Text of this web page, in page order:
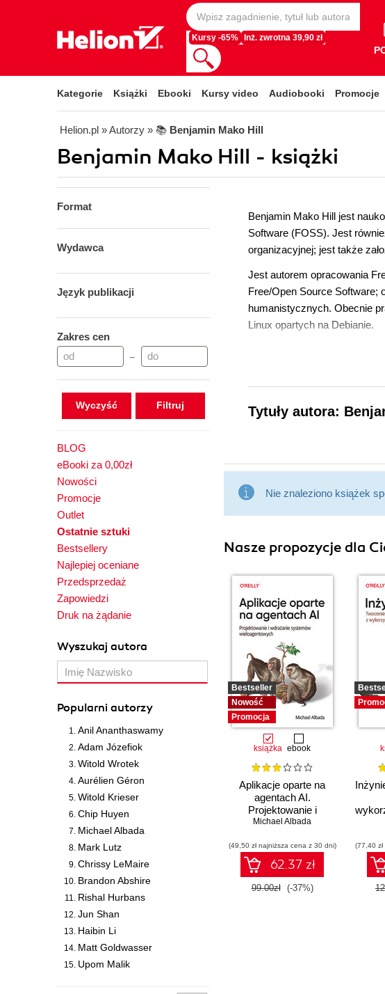
Kursy -65% Inż. zwrotna 39,90 zł
Kategorie Książki Ebooki Kursy video Audiobooki Promocje
Helion.pl » Autorzy » 📚 Benjamin Mako Hill
Benjamin Mako Hill - książki
Format
Wydawca
Język publikacji
Zakres cen
–
Wyczyść
BLOG
eBooki za 0,00zł
Nowości
Promocje
Outlet
Ostatnie sztuki
Bestsellery
Najlepiej oceniane
Przedsprzedaż
Zapowiedzi
Druk na żądanie
Wyszukaj autora
Popularni autorzy
Anil Ananthaswamy
Adam Józefiok
Witold Wrotek
Aurélien Géron
Witold Krieser
Chip Huyen
Michael Albada
Mark Lutz
Chrissy LeMaire
Brandon Abshire
Rishal Hurbans
Jun Shan
Haibin Li
Matt Goldwasser
Upom Malik
Benjamin Mako Hill jest
Software (FOSS). Jest
organizacyjnej; jest także
Jest autorem opracowania
Free/Open Source Software;
humanistycznych. Obecnie
Linux opartych na Debianie.
Tytuły autora:
Nie znaleziono książek
Nasze propozycje dla
Bestseller
Nowość
Promocja
książka ebook
Aplikacje oparte na
agentach AI.
Projektowanie i
wdrażanie systemów
Michael Albada
(49,50 zł najniższa cena z 30 dni)
62.37 zł
99.00zł (-37%)
(77,40